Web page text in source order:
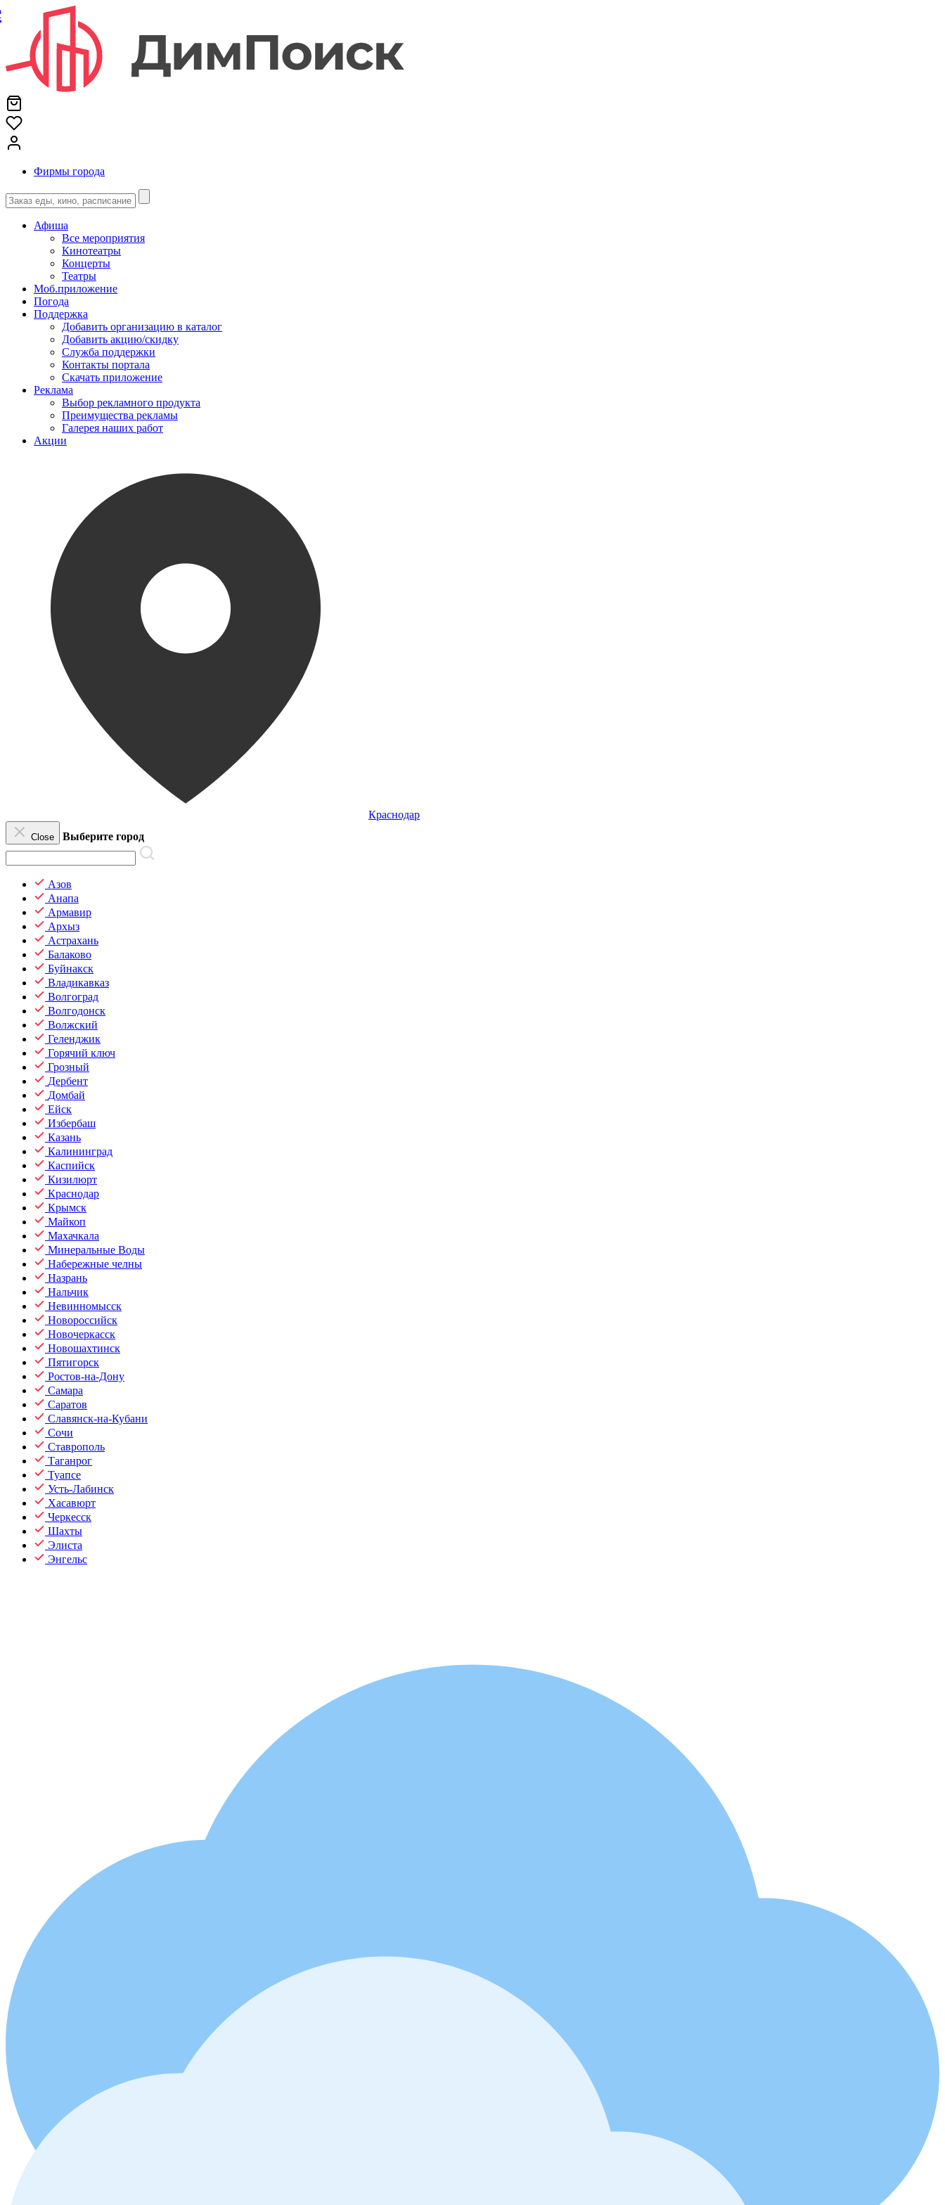
Фирмы города
Афиша
Все мероприятия
Кинотеатры
Концерты
Театры
Моб.приложение
Погода
Поддержка
Добавить организацию в каталог
Добавить акцию/скидку
Служба поддержки
Контакты портала
Скачать приложение
Реклама
Выбор рекламного продукта
Преимущества рекламы
Галерея наших работ
Акции
Краснодар
Close Выберите город
Азов
Анапа
Армавир
Архыз
Астрахань
Балаково
Буйнакск
Владикавказ
Волгоград
Волгодонск
Волжский
Геленджик
Горячий ключ
Грозный
Дербент
Домбай
Ейск
Избербаш
Казань
Калининград
Каспийск
Кизилюрт
Краснодар
Крымск
Майкоп
Махачкала
Минеральные Воды
Набережные челны
Назрань
Нальчик
Невинномысск
Новороссийск
Новочеркасск
Новошахтинск
Пятигорск
Ростов-на-Дону
Самара
Саратов
Славянск-на-Кубани
Сочи
Ставрополь
Таганрог
Туапсе
Усть-Лабинск
Хасавюрт
Черкесск
Шахты
Элиста
Энгельс